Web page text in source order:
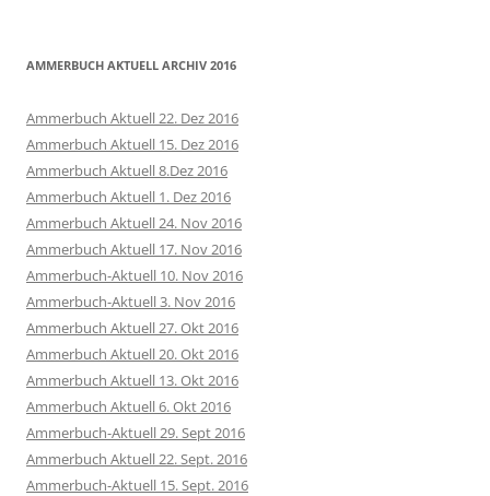
AMMERBUCH AKTUELL ARCHIV 2016
Ammerbuch Aktuell 22. Dez 2016
Ammerbuch Aktuell 15. Dez 2016
Ammerbuch Aktuell 8.Dez 2016
Ammerbuch Aktuell 1. Dez 2016
Ammerbuch Aktuell 24. Nov 2016
Ammerbuch Aktuell 17. Nov 2016
Ammerbuch-Aktuell 10. Nov 2016
Ammerbuch-Aktuell 3. Nov 2016
Ammerbuch Aktuell 27. Okt 2016
Ammerbuch Aktuell 20. Okt 2016
Ammerbuch Aktuell 13. Okt 2016
Ammerbuch Aktuell 6. Okt 2016
Ammerbuch-Aktuell 29. Sept 2016
Ammerbuch Aktuell 22. Sept. 2016
Ammerbuch-Aktuell 15. Sept. 2016